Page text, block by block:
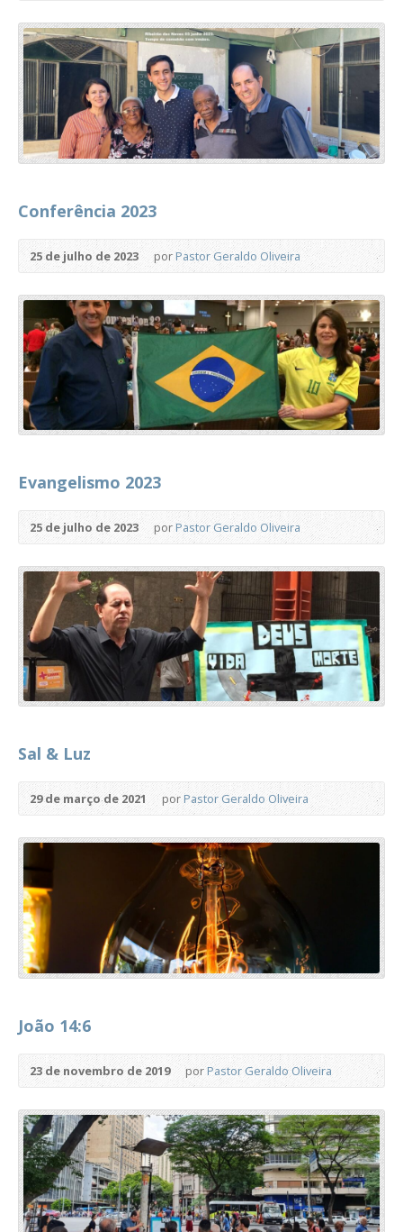
Conferência 2023
25 de julho de 2023 porPastor Geraldo Oliveira
Evangelismo 2023
25 de julho de 2023 porPastor Geraldo Oliveira
Sal & Luz
29 de março de 2021 porPastor Geraldo Oliveira
João 14:6
23 de novembro de 2019 porPastor Geraldo Oliveira